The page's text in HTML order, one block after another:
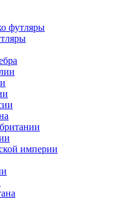
футляры
империи